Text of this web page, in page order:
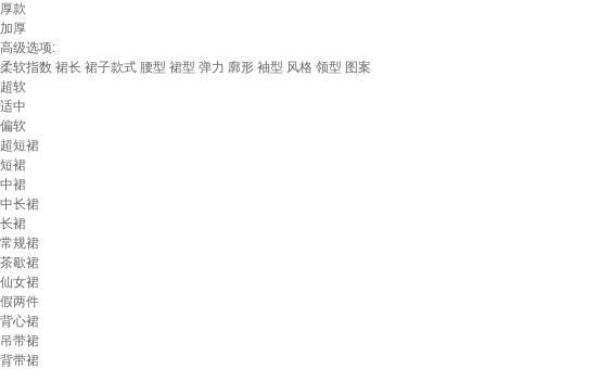
厚款
加厚
高级选项:
柔软指数 裙长 裙子款式 腰型 裙型 弹力 廓形 袖型 风格 领型 图案
超软
适中
偏软
超短裙
短裙
中裙
中长裙
长裙
常规裙
茶歇裙
仙女裙
假两件
背心裙
吊带裙
背带裙